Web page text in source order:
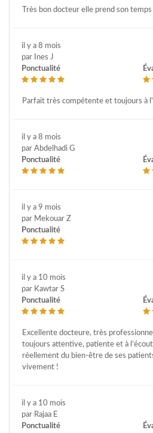
Très bon docteur elle prend son temps
il y a 8 mois
par Ines J
Ponctualité
Parfait très compétente et toujours à
il y a 8 mois
par Abdelhadi G
Ponctualité
il y a 9 mois
par Mekouar Z
Ponctualité
il y a 10 mois
par Kawtar S
Ponctualité
Excellente docteure, très
toujours attentive, patiente et à
réellement du bien-être de ses
vivement !
il y a 10 mois
par Rajaa E
Ponctualité